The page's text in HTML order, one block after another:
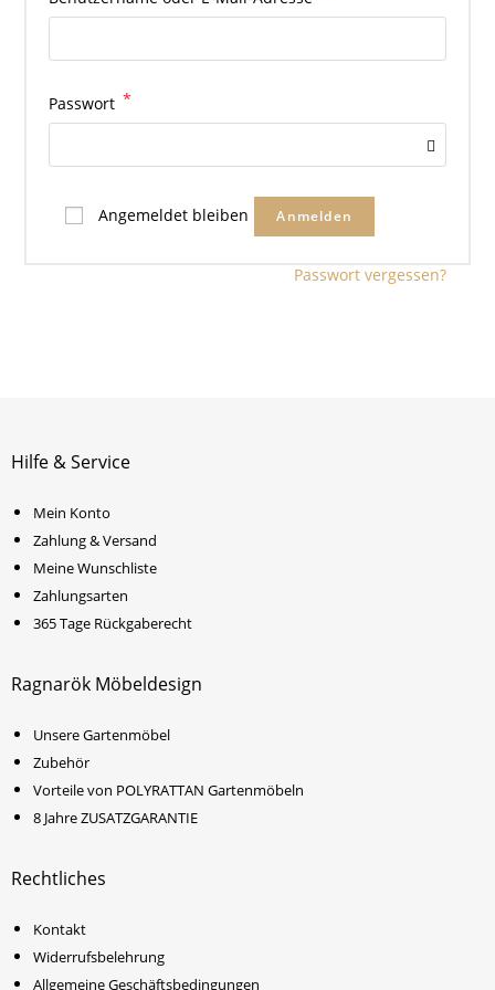
Passwort *
Angemeldet bleiben Anmelden
Passwort vergessen?
Hilfe & Service
Mein Konto
Zahlung & Versand
Meine Wunschliste
Zahlungsarten
365 Tage Rückgaberecht
Ragnarök Möbeldesign
Unsere Gartenmöbel
Zubehör
Vorteile von POLYRATTAN Gartenmöbeln
8 Jahre ZUSATZGARANTIE
Rechtliches
Kontakt
Widerrufsbelehrung
Allgemeine Geschäftsbedingungen